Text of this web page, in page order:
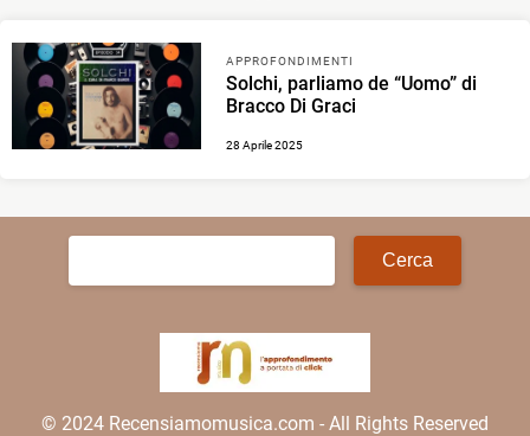
APPROFONDIMENTI
Solchi, parliamo de “Uomo” di
Bracco Di Graci
28 Aprile 2025
Ricerca
© 2024 Recensiamomusica.com - All Rights Reserved